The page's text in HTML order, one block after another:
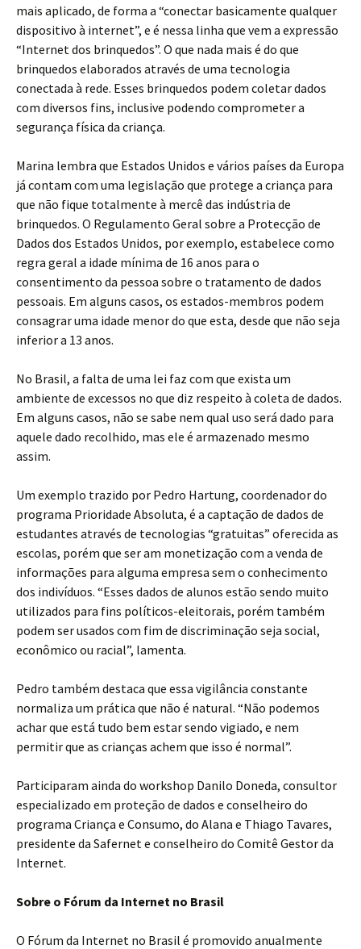
mais aplicado, de forma a “conectar basicamente qualquer
dispositivo à internet”, e é nessa linha que vem a expressão
“Internet dos brinquedos”. O que nada mais é do que
brinquedos elaborados através de uma tecnologia
conectada à rede. Esses brinquedos podem coletar dados
com diversos fins, inclusive podendo comprometer a
segurança física da criança.
Marina lembra que Estados Unidos e vários países da Europa
já contam com uma legislação que protege a criança para
que não fique totalmente à mercê das indústria de
brinquedos. O Regulamento Geral sobre a Protecção de
Dados dos Estados Unidos, por exemplo, estabelece como
regra geral a idade mínima de 16 anos para o
consentimento da pessoa sobre o tratamento de dados
pessoais. Em alguns casos, os estados-membros podem
consagrar uma idade menor do que esta, desde que não seja
inferior a 13 anos.
No Brasil, a falta de uma lei faz com que exista um
ambiente de excessos no que diz respeito à coleta de dados.
Em alguns casos, não se sabe nem qual uso será dado para
aquele dado recolhido, mas ele é armazenado mesmo
assim.
Um exemplo trazido por Pedro Hartung, coordenador do
programa Prioridade Absoluta, é a captação de dados de
estudantes através de tecnologias “gratuitas” oferecida as
escolas, porém que ser am monetização com a venda de
informações para alguma empresa sem o conhecimento
dos indivíduos. “Esses dados de alunos estão sendo muito
utilizados para fins políticos-eleitorais, porém também
podem ser usados com fim de discriminação seja social,
econômico ou racial”, lamenta.
Pedro também destaca que essa vigilância constante
normaliza um prática que não é natural. “Não podemos
achar que está tudo bem estar sendo vigiado, e nem
permitir que as crianças achem que isso é normal”.
Participaram ainda do workshop Danilo Doneda, consultor
especializado em proteção de dados e conselheiro do
programa Criança e Consumo, do Alana e Thiago Tavares,
presidente da Safernet e conselheiro do Comitê Gestor da
Internet.
Sobre o Fórum da Internet no Brasil
O Fórum da Internet no Brasil é promovido anualmente